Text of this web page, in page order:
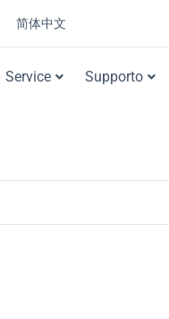
简体中文
Service Supporto